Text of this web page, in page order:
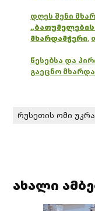
დღეს შენი
მხარდამჭერი,
წესებსა და
გაეცნო
რუსეთის ომი
ახალი